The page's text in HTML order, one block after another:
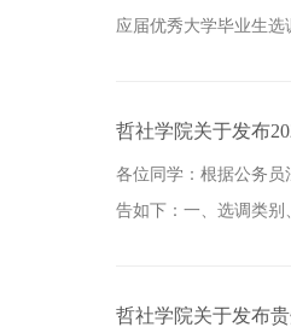
应届优秀大学毕业生
哲社学院关于发布
各位同学：根据公务
告如下：一、选调类
哲社学院关于发布